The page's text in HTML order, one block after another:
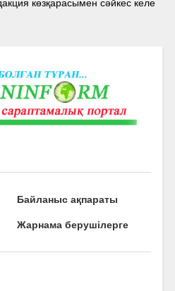
көзқарасымен сәйкес келе
Байланыс ақпараты
Жарнама берушілерге